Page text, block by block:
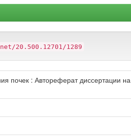
20.500.12701/1289
почек : Автореферат диссертации на